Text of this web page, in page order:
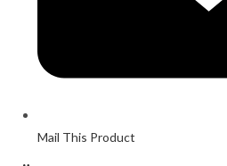
Mail This Product